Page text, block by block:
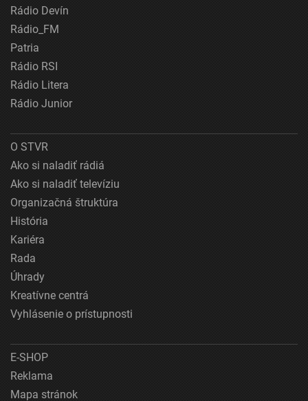
Rádio Devín
Rádio_FM
Patria
Rádio RSI
Rádio Litera
Rádio Junior
O STVR
Ako si naladiť rádiá
Ako si naladiť televíziu
Organizačná štruktúra
História
Kariéra
Rada
Úhrady
Kreatívne centrá
Vyhlásenie o prístupnosti
E-SHOP
Reklama
Mapa stránok